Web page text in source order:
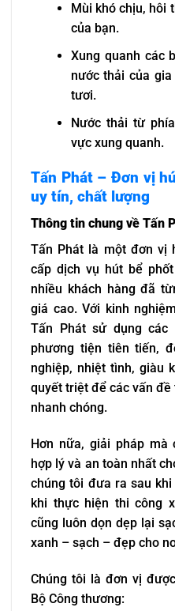
Mùi khó chịu, hôi
của bạn.
Xung quanh các
nước thải của
tươi.
Nước thải từ
vực xung quanh.
Tấn Phát – Đơn vị
uy tín, chất lượng
Thông tin chung về Tấn
Tấn Phát là một đơn vị
cấp dịch vụ hút bể
nhiều khách hàng đã
giá cao. Với kinh
Tấn Phát sử dụng
phương tiện tiên tiến,
nghiệp, nhiệt tình, giàu
quyết triệt để các vấn
nhanh chóng.
Hơn nữa, giải pháp mà
hợp lý và an toàn nhất
chúng tôi đưa ra sau
khi thực hiện thi công
cũng luôn dọn dẹp lại
xanh – sạch – đẹp cho
Chúng tôi là đơn vị
Bộ Công thương: